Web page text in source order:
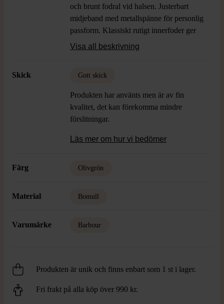
och brunt fodral vid halsen. Justerbart
midjeband med metallspänne för personlig
passform. Klassiskt rutigt innerfoder ger
en tidlös look och extra komfort för
Visa all beskrivning
Skick Gott skick
Produkten har använts men är av fin
kvalitet, det kan förekomma mindre
förslitningar.
Läs mer om hur vi bedömer
Färg Olivgrön
Material Bomull
Varumärke Barbour
Produkten är unik och finns enbart som 1 st i lager.
Fri frakt på alla köp över 990 kr.